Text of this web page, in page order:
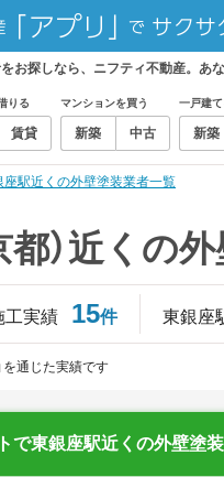
をお探しなら、ニフティ不動産。あ
りる
賃貸
マンションを買う
新築 中古
一戸建て
新築
座駅近くの外壁塗装業者一覧
都）近くの
工実績 15件 東銀座
を通じた実績です
で東銀座駅近くの外壁塗